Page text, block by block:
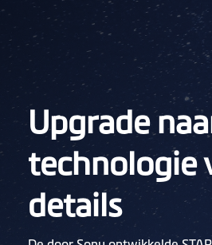
gallerij
Upgrade
technologie
details